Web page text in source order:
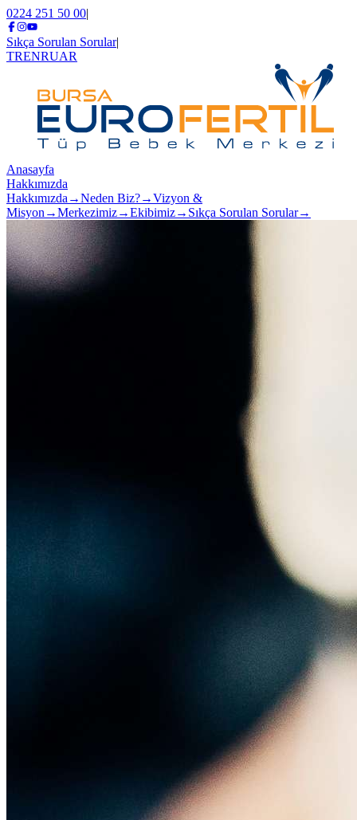
0224 251 50 00|
Sıkça Sorulan Sorular|
TRENRUAR
Anasayfa
Hakkımızda
Hakkımızda →Neden Biz?→Vizyon &
Misyon →Merkezimiz→Ekibimiz→ Sıkça Sorulan Sorular→